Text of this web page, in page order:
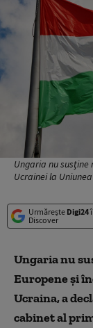
Ungaria nu
Ucrainei la
Urmărește Digi24
Discover
Ungaria nu
Europene şi
Ucraina, a
cabinet al